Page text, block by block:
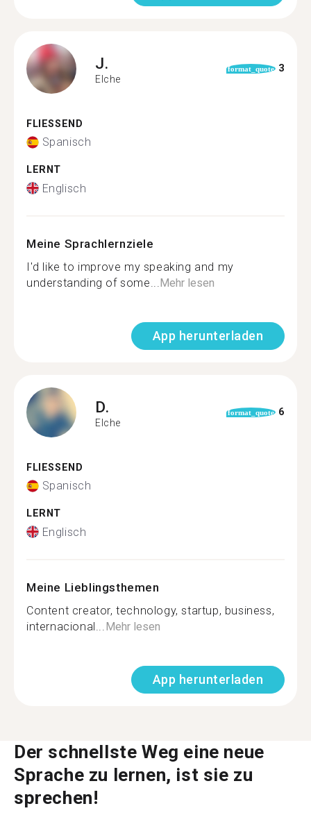
J.
Elche
format_quote 3
FLIESSEND
Spanisch
LERNT
Englisch
Meine Sprachlernziele
I'd like to improve my speaking and my
understanding of some... Mehr lesen
App herunterladen
D.
Elche
format_quote 6
FLIESSEND
Spanisch
LERNT
Englisch
Meine Lieblingsthemen
Content creator, technology, startup, business,
internacional... Mehr lesen
App herunterladen
Der schnellste Weg eine neue
Sprache zu lernen, ist sie zu
sprechen!